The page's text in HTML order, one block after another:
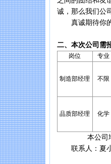
诚，那么我们公
真诚期待你的
二、本次公司需
岗位 专业
制造部经理 不限
品质部经理 化学
本公司地址
联系人：夏小